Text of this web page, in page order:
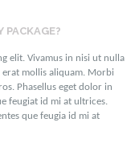
elit. Vivamus in nisi ut nulla
erat mollis aliquam. Morbi
Phasellus eget dolor in
feugiat id mi at ultrices.
que feugia id mi at